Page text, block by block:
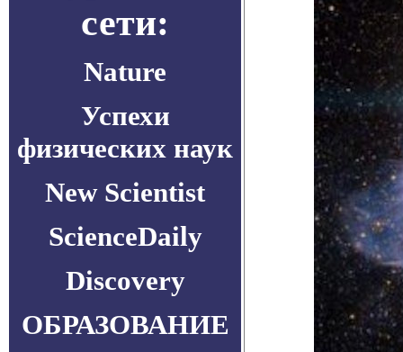
сети:
Nature
Успехи
физических наук
New Scientist
ScienceDaily
Discovery
ОБРАЗОВАНИЕ